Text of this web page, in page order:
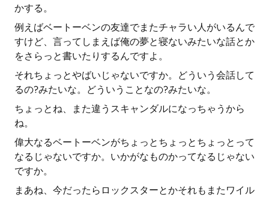
かする。
例えばベートーベンの友達でまたチャラい人がいるんで
すけど、言ってしまえば俺の夢と寝ないみたいな話とか
をさらっと書いたりするんですよ。
それちょっとやばいじゃないですか。どういう会話して
るの?みたいな。どういうことなの?みたいな。
ちょっとね、また違うスキャンダルになっちゃうから
ね。
偉大なるベートーベンがちょっとちょっとちょっとって
なるじゃないですか。いかがなものかってなるじゃない
ですか。
まあね、今だったらロックスターとかそれもまたワイル